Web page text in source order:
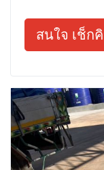
สนใจ เช็ก